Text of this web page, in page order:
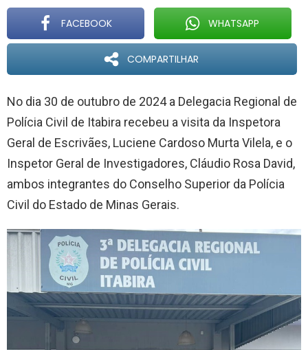
FACEBOOK WHATSAPP
COMPARTILHAR
No dia 30 de outubro de 2024 a Delegacia Regional de
Polícia Civil de Itabira recebeu a visita da Inspetora
Geral de Escrivães, Luciene Cardoso Murta Vilela, e o
Inspetor Geral de Investigadores, Cláudio Rosa David,
ambos integrantes do Conselho Superior da Polícia
Civil do Estado de Minas Gerais.